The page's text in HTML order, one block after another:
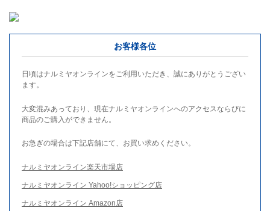
お客様各位
日頃はナルミヤオンラインをご利用いただき、誠にありがとうござい
ます。
大変混みあっており、現在ナルミヤオンラインへのアクセスならびに
商品のご購入ができません。
お急ぎの場合は下記店舗にて、お買い求めください。
ナルミヤオンライン楽天市場店
ナルミヤオンライン Yahoo!ショッピング店
ナルミヤオンライン Amazon店